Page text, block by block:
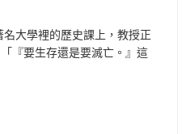
大學裡的歷史課上，教授正
『要生存還是要滅亡。』這